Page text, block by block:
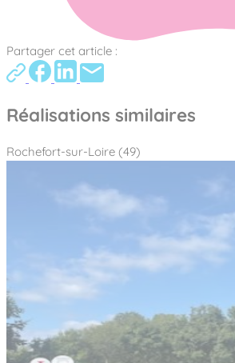
Partager cet article :
Réalisations similaires
Rochefort-sur-Loire (49)